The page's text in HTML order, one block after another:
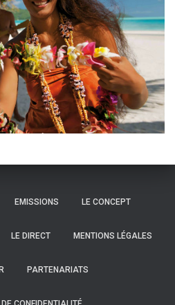
EMISSIONS LE CONCEPT
LE DIRECT MENTIONS LÉGALES
PARTENARIATS